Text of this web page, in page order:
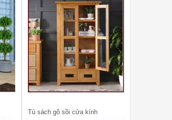
Tủ sách gỗ sồi cửa kính